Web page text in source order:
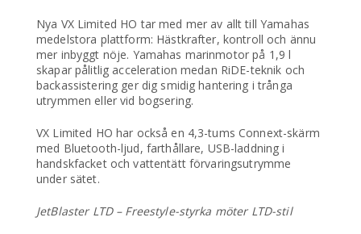
Nya VX Limited HO tar med mer av allt till Yamahas
medelstora plattform: Hästkrafter, kontroll och ännu
mer inbyggt nöje. Yamahas marinmotor på 1,9 l
skapar pålitlig acceleration medan RiDE-teknik och
backassistering ger dig smidig hantering i trånga
utrymmen eller vid bogsering.
VX Limited HO har också en 4,3-tums Connext-skärm
med Bluetooth-ljud, farthållare, USB-laddning i
handskfacket och vattentätt förvaringsutrymme
under sätet.
JetBlaster LTD – Freestyle-styrka möter LTD-stil